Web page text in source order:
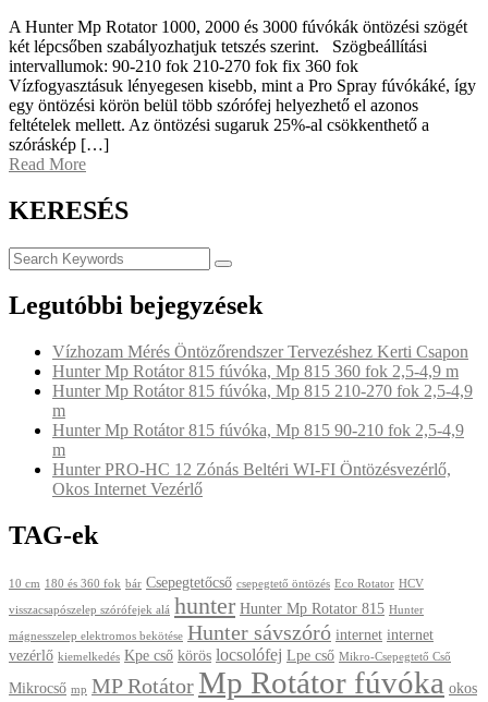
A Hunter Mp Rotator 1000, 2000 és 3000 fúvókák öntözési szögét
két lépcsőben szabályozhatjuk tetszés szerint. Szögbeállítási
intervallumok: 90-210 fok 210-270 fok fix 360 fok
Vízfogyasztásuk lényegesen kisebb, mint a Pro Spray fúvókáké, így
egy öntözési körön belül több szórófej helyezhető el azonos
feltételek mellett. Az öntözési sugaruk 25%-al csökkenthető a
szóráskép […]
Read More
KERESÉS
Legutóbbi bejegyzések
Vízhozam Mérés Öntözőrendszer Tervezéshez Kerti Csapon
Hunter Mp Rotátor 815 fúvóka, Mp 815 360 fok 2,5-4,9 m
Hunter Mp Rotátor 815 fúvóka, Mp 815 210-270 fok 2,5-4,9
m
Hunter Mp Rotátor 815 fúvóka, Mp 815 90-210 fok 2,5-4,9
m
Hunter PRO-HC 12 Zónás Beltéri WI-FI Öntözésvezérlő,
Okos Internet Vezérlő
TAG-ek
10 cm 180 és 360 fok bár Csepegtetőcső csepegtető öntözés Eco Rotator HCV
visszacsapószelep szórófejek alá hunter Hunter Mp Rotator 815 Hunter
mágnesszelep elektromos bekötése Hunter sávszóró internet internet
vezérlő kiemelkedés Kpe cső körös locsolófej Lpe cső Mikro-Csepegtető Cső
Mikrocső mp MP Rotátor Mp Rotátor fúvóka okos